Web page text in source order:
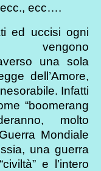
ecc….
ed uccisi ogni
una sola
dell’Amore,
Infatti
“boomerang
molto
Mondiale
una guerra
e l’intero